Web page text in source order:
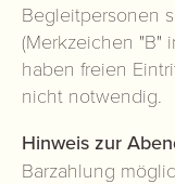
Begleitpersonen
(Merkzeichen "B"
haben freien
nicht notwendig.
Hinweis zur
Barzahlung